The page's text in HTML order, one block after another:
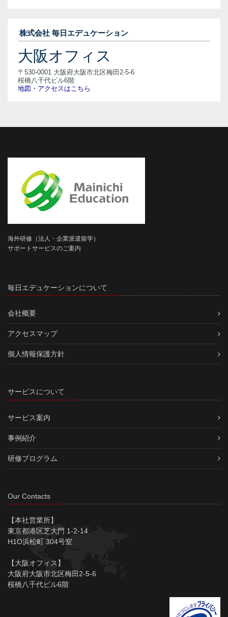
株式会社 毎日エデュケーション
大阪オフィス
〒530-0001 大阪府大阪市北区梅田2-5-6
桜橋八千代ビル6階
地図・アクセスはこちら
海外研修（法人・企業派遣留学）
サポートサービスのご案内
毎日エデュケーションについて
会社概要
アクセスマップ
個人情報保護方針
サービスについて
サービス案内
事例紹介
研修プログラム
Our Contacts
【本社営業所】
東京都港区芝大門 1-2-14
H1O浜松町 304号室
【大阪オフィス】
大阪府大阪市北区梅田2-5-6
桜橋八千代ビル6階